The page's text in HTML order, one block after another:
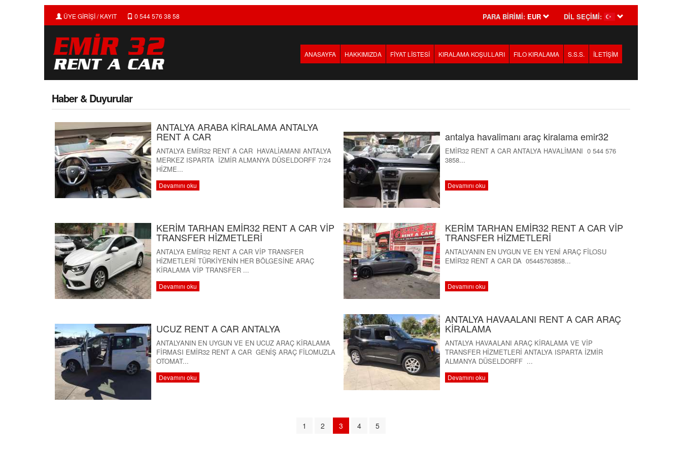
ÜYE GİRİŞİ / KAYIT 0 544 576 38 58 PARA BİRİMİ: EUR DİL SEÇİMİ:
ANASAYFA HAKKIMIZDA FİYAT LİSTESİ KIRALAMA KOŞULLARI FILO KIRALAMA S.S.S. İLETİŞİM
Haber & Duyurular
ANTALYA ARABA KİRALAMA ANTALYA
RENT A CAR
ANTALYA EMİR32 RENT A CAR HAVALİAMANI ANTALYA
MERKEZ ISPARTA İZMİR ALMANYA DÜSELDORFF 7/24
HİZME...
Devamını oku
antalya havalimanı araç kiralama emir32
EMİR32 RENT A CAR ANTALYA HAVALİMANI 0 544 576
3858...
Devamını oku
KERİM TARHAN EMİR32 RENT A CAR VİP
TRANSFER HİZMETLERİ
ANTALYA EMİR32 RENT A CAR VİP TRANSFER
HİZMETLERİ TÜRKİYENİN HER BÖLGESİNE ARAÇ
KİRALAMA VİP TRANSFER ...
Devamını oku
KERİM TARHAN EMİR32 RENT A CAR VİP
TRANSFER HİZMETLERİ
ANTALYANIN EN UYGUN VE EN YENİ ARAÇ FİLOSU
EMİR32 RENT A CAR DA 05445763858...
Devamını oku
UCUZ RENT A CAR ANTALYA
ANTALYANIN EN UYGUN VE EN UCUZ ARAÇ KİRALAMA
FİRMASI EMİR32 RENT A CAR GENİŞ ARAÇ FİLOMUZLA
OTOMAT...
Devamını oku
ANTALYA HAVAALANI RENT A CAR ARAÇ
KİRALAMA
ANTALYA HAVAALANI ARAÇ KİRALAMA VE VİP
TRANSFER HİZMETLERİ ANTALYA ISPARTA İZMİR
ALMANYA DÜSELDORFF ...
Devamını oku
1 2 3 4 5